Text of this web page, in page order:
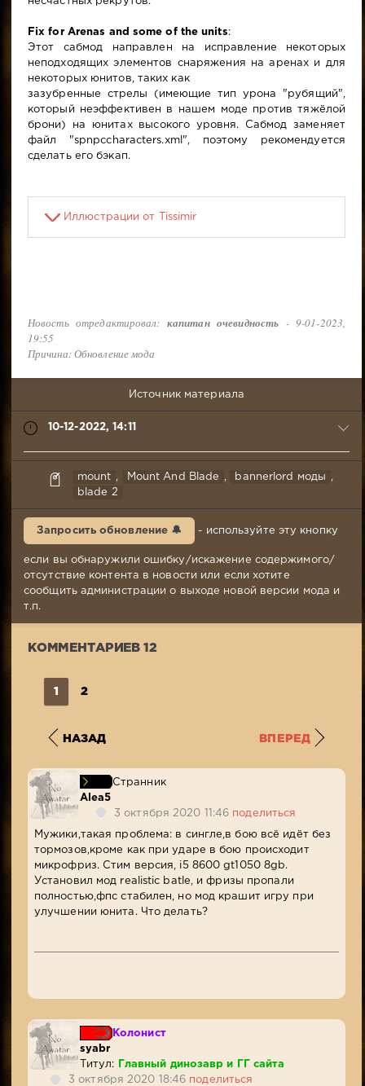
Fix for Arenas and some of the units:
Этот сабмод направлен на исправление некоторых
неподходящих элементов снаряжения на аренах и для
некоторых юнитов, таких как
зазубренные стрелы (имеющие тип урона "рубящий",
который неэффективен в нашем моде против тяжёлой
брони) на юнитах высокого уровня. Сабмод заменяет
файл "spnpccharacters.xml", поэтому рекомендуется
сделать его бэкап.
Иллюстрации от Tissimir
Новость отредактировал: капитан очевидность - 9-01-2023,
19:55
Причина: Обновление мода
Источник материала
10-12-2022, 14:11
Tissimir
12-
Комментариев:
12
Просмотров:
mount Mount And Blade bannerlord моды
blade 2
Запросить обновление 🔔 - используйте эту кнопку
если вы обнаружили ошибку/искажение содержимого/
отсутствие контента в новости или если хотите
сообщить администрации о выходе новой версии мода и
т.п.
КОММЕНТАРИЕВ 12
1 2
НАЗАД ВПЕРЕД
Странник
Alea5
3 октября 2020 11:46 поделиться
Мужики,такая проблема: в сингле,в бою всё идёт без
тормозов,кроме как при ударе в бою происходит
микрофриз. Стим версия, i5 8600 gt1050 8gb.
Установил мод realistic batle, и фризы пропали
полностью,фпс стабилен, но мод крашит игру при
улучшении юнита. Что делать?
Колонист
syabr
Титул:
Главный динозавр и ГГ сайта
3 октября 2020 18:46 поделиться